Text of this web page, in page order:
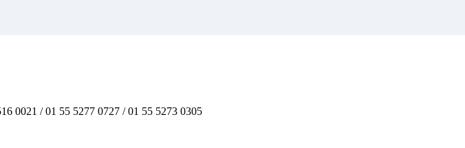
0021 / 01 55 5277 0727 / 01 55 5273 0305